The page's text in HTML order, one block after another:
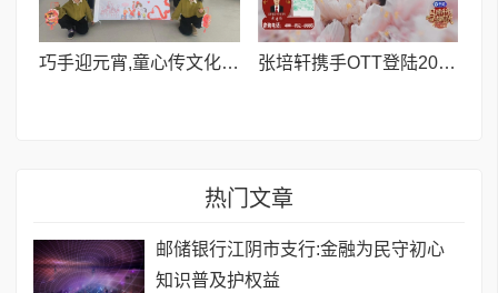
巧手迎元宵,童心传文化 | 这场元宵活动,让传统节日“活”起来! 张培轩携手OTT登陆2026三大卫视春晚,中医药赋能健康新生态
热门文章
邮储银行江阴市支行:金融为民守初心
知识普及护权益